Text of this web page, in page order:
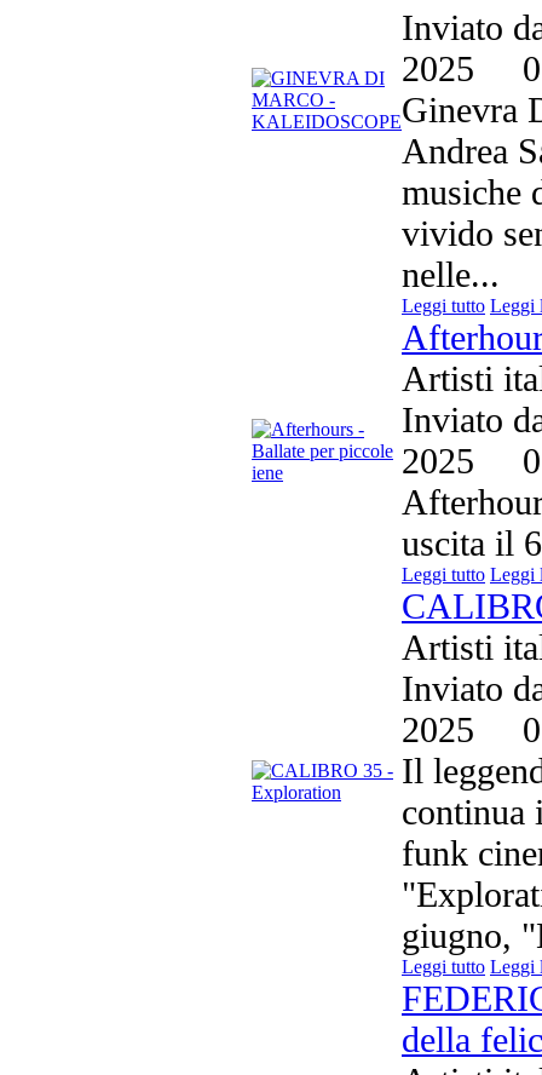
Inviato
2025 0
Ginevra
Andrea
musiche
vivido
nelle...
Leggi tutto Leggi
Artisti
Inviato
2025 0
uscita il
Leggi tutto Leggi
Artisti
Inviato
2025 0
Il
continua
funk
giugno,
Leggi tutto Leggi
della